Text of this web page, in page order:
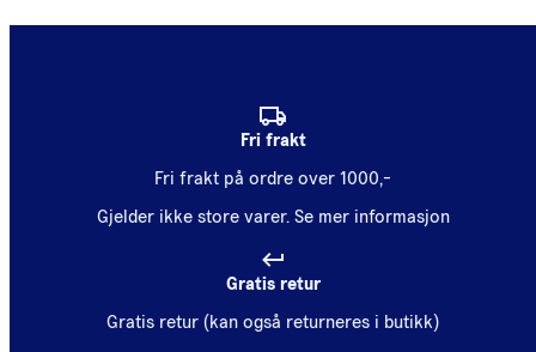
Fri frakt
Fri frakt på ordre over 1000,-
Gjelder ikke store varer. Se mer informasjon
Gratis retur
Gratis retur (kan også returneres i butikk)